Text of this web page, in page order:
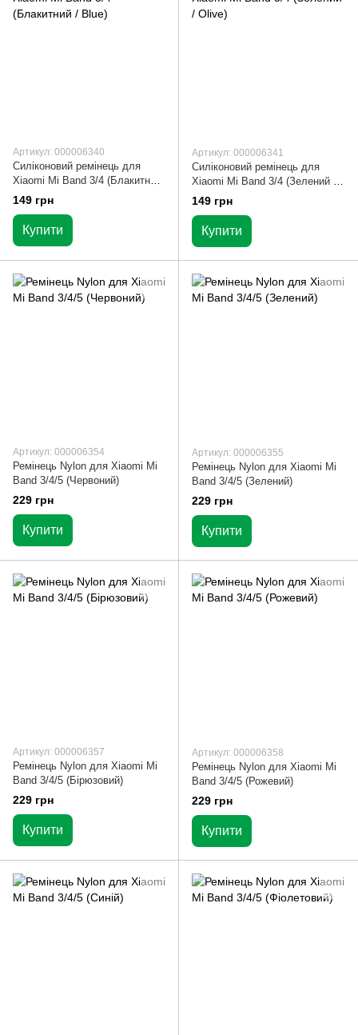
Артикул: 000006340
Силіконовий ремінець для
Xiaomi Mi Band 3/4 (Блакитний
/ Blue)
149 грн
Купити
Артикул: 000006341
Силіконовий ремінець для
Xiaomi Mi Band 3/4 (Зелений /
Olive)
149 грн
Купити
Артикул: 000006354
Ремінець Nylon для Xiaomi Mi
Band 3/4/5 (Червоний)
229 грн
Купити
Артикул: 000006355
Ремінець Nylon для Xiaomi Mi
Band 3/4/5 (Зелений)
229 грн
Купити
Артикул: 000006357
Ремінець Nylon для Xiaomi Mi
Band 3/4/5 (Бірюзовий)
229 грн
Купити
Артикул: 000006358
Ремінець Nylon для Xiaomi Mi
Band 3/4/5 (Рожевий)
229 грн
Купити